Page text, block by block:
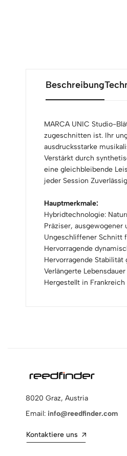
Beschreibung
MARCA UNIC Studio-
zugeschnitten ist. Ihr
ausdrucksstarke
Verstärkt durch
eine gleichbleibende
jeder Session
Hauptmerkmale:
Hybridtechnologie:
Präziser, ausgewogener
Ungeschliffener Schnitt
Hervorragende
Hervorragende
Verlängerte
Hergestellt in Frankreich
8020 Graz, Austria
Email: info@reedfinder.com
Kontaktiere uns